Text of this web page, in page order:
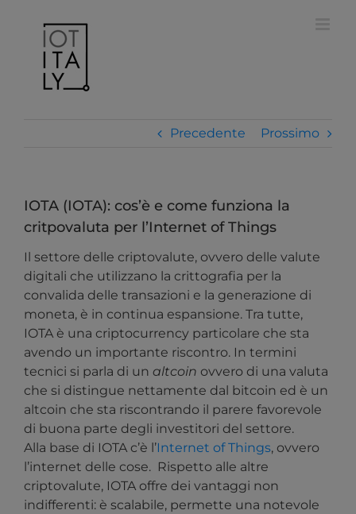
contenuto
Precedente Prossimo
IOTA (IOTA): cos’è e come funziona la
critpovaluta per l’Internet of Things
Il settore delle criptovalute, ovvero delle valute
digitali che utilizzano la crittografia per la
convalida delle transazioni e la generazione di
moneta, è in continua espansione. Tra tutte,
IOTA è una criptocurrency particolare che sta
avendo un importante riscontro. In termini
tecnici si parla di un altcoin ovvero di una valuta
che si distingue nettamente dal bitcoin ed è un
altcoin che sta riscontrando il parere favorevole
di buona parte degli investitori del settore.
Alla base di IOTA c’è l’Internet of Things, ovvero
l’internet delle cose. Rispetto alle altre
criptovalute, IOTA offre dei vantaggi non
indifferenti: è scalabile, permette una notevole